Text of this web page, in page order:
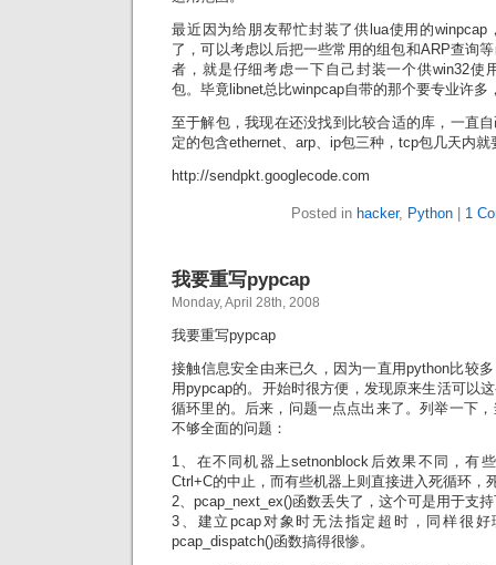
最近因为给朋友帮忙封装了供lua使用的winpcap
了，可以考虑以后把一些常用的组包和ARP查询
者，就是仔细考虑一下自己封装一个供win32使
包。毕竟libnet总比winpcap自带的那个要专业许多
至于解包，我现在还没找到比较合适的库，一直
定的包含ethernet、arp、ip包三种，tcp包几天内就
http://sendpkt.googlecode.com
Posted in hacker, Python| 1
我要重写pypcap
Monday, April 28th, 2008
我要重写pypcap
接触信息安全由来已久，因为一直用python比较
用pypcap的。开始时很方便，发现原来生活可以
循环里的。后来，问题一点点出来了。列举一下
不够全面的问题：
1、在不同机器上setnonblock后效果不同，有
Ctrl+C的中止，而有些机器上则直接进入死循环，
2、pcap_next_ex()函数丢失了，这个可是用于支
3、建立pcap对象时无法指定超时，同样很
pcap_dispatch()函数搞得很惨。